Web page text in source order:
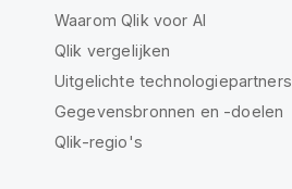
Waarom Qlik voor AI
Qlik vergelijken
Uitgelichte technologiepartners
Gegevensbronnen en -doelen
Qlik-regio's